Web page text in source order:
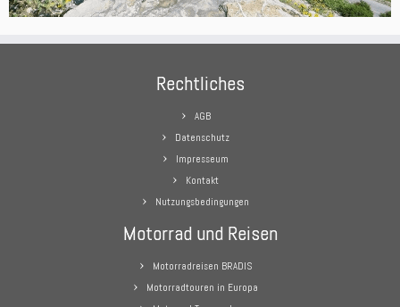
Rechtliches
AGB
Datenschutz
Impresseum
Kontakt
Nutzungsbedingungen
Motorrad und Reisen
Motorradreisen BRADIS
Motorradtouren in Europa